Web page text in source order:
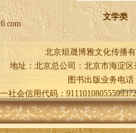
文学类
北京烜晟博雅文化传播
地址：北京总公司：北京市海淀
图书出版业务电话
社会信用代码：